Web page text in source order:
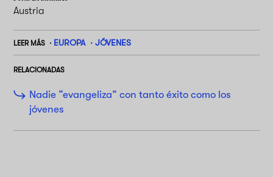
Austria
LEER MÁS EUROPA JÓVENES
RELACIONADAS
Nadie “evangeliza” con tanto éxito como los
jóvenes